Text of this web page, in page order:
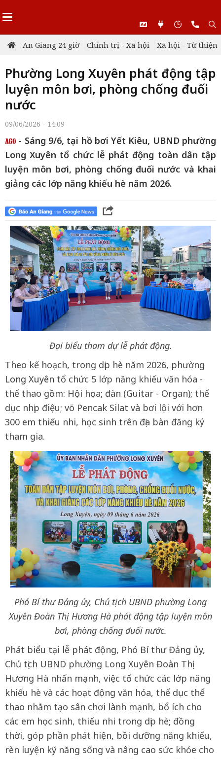
An Giang 24 giờ Chính trị - Xã hội Xã hội - Từ thiện
Phường Long Xuyên phát động tập
luyện môn bơi, phòng chống đuối
nước
09/06/2026 - 14:09
- Sáng 9/6, tại hồ bơi Yết Kiêu, UBND phường
Long Xuyên tổ chức lễ phát động toàn dân tập
luyện môn bơi, phòng chống đuối nước và khai
giảng các lớp năng khiếu hè năm 2026.
Đại biểu tham dự lễ phát động.
Theo kế hoạch, trong dịp hè năm 2026, phường
Long Xuyên tổ chức 5 lớp năng khiếu văn hóa -
thể thao gồm: Hội họa; đàn (Guitar - Organ); thể
dục nhịp điệu; võ Pencak Silat và bơi lội với hơn
300 em thiếu nhi, học sinh trên địa bàn đăng ký
tham gia.
Phó Bí thư Đảng ủy, Chủ tịch UBND phường Long
Xuyên Đoàn Thị Hương Hà phát động tập luyện môn
bơi, phòng chống đuối nước.
Phát biểu tại lễ phát động, Phó Bí thư Đảng ủy,
Chủ tịch UBND phường Long Xuyên Đoàn Thị
Hương Hà nhấn mạnh, việc tổ chức các lớp năng
khiếu hè và các hoạt động văn hóa, thể dục thể
thao nhằm tạo sân chơi lành mạnh, bổ ích cho
các em học sinh, thiếu nhi trong dịp hè; đồng
thời, góp phần phát hiện, bồi dưỡng năng khiếu,
rèn luyện kỹ năng sống và nâng cao sức khỏe cho